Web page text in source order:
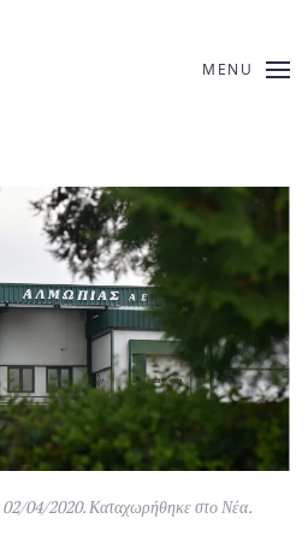
MENU
02/04/2020. Καταχωρήθηκε στο Νέα.